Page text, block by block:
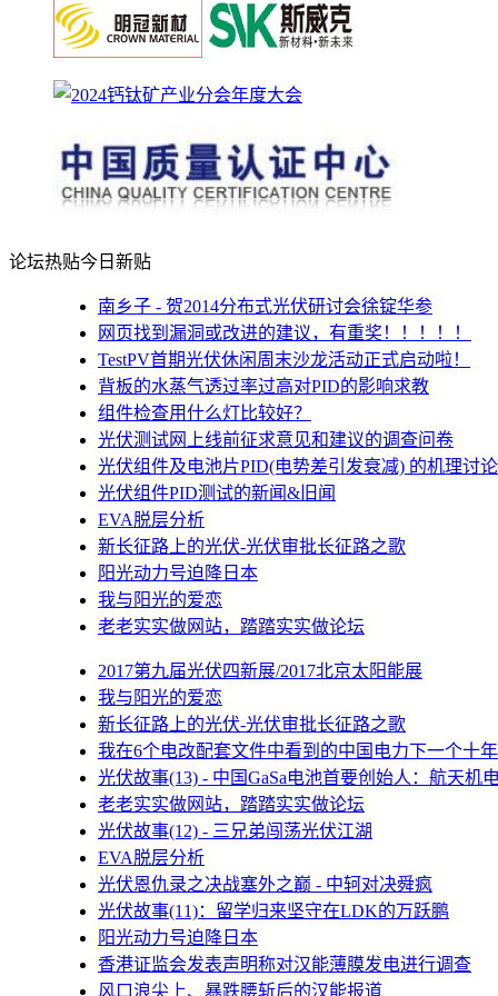
论坛热贴今日新贴
南乡子 - 贺2014分布式光伏研讨会徐锭华参
网页找到漏洞或改进的建议，有重奖！！！！！
TestPV首期光伏休闲周末沙龙活动正式启动啦！
背板的水蒸气透过率过高对PID的影响求教
组件检查用什么灯比较好？
光伏测试网上线前征求意见和建议的调查问卷
光伏组件及电池片PID(电势差引发衰减) 的机理讨论
光伏组件PID测试的新闻&旧闻
EVA脱层分析
新长征路上的光伏-光伏审批长征路之歌
阳光动力号迫降日本
我与阳光的爱恋
老老实实做网站，踏踏实实做论坛
2017第九届光伏四新展/2017北京太阳能展
我与阳光的爱恋
新长征路上的光伏-光伏审批长征路之歌
我在6个电改配套文件中看到的中国电力下一个十年
光伏故事(13) - 中国GaSa电池首要创始人：航天机
老老实实做网站，踏踏实实做论坛
光伏故事(12) - 三兄弟闯荡光伏江湖
EVA脱层分析
光伏恩仇录之决战塞外之巅 - 中轲对决舜疯
光伏故事(11)：留学归来坚守在LDK的万跃鹏
阳光动力号迫降日本
香港证监会发表声明称对汉能薄膜发电进行调查
风口浪尖上、暴跌腰斩后的汉能报道